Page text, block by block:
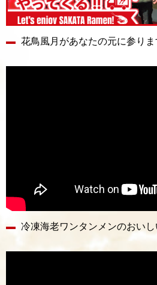
花鳥風月があなたの元に参りま
冷凍海老ワンタンメンのおい